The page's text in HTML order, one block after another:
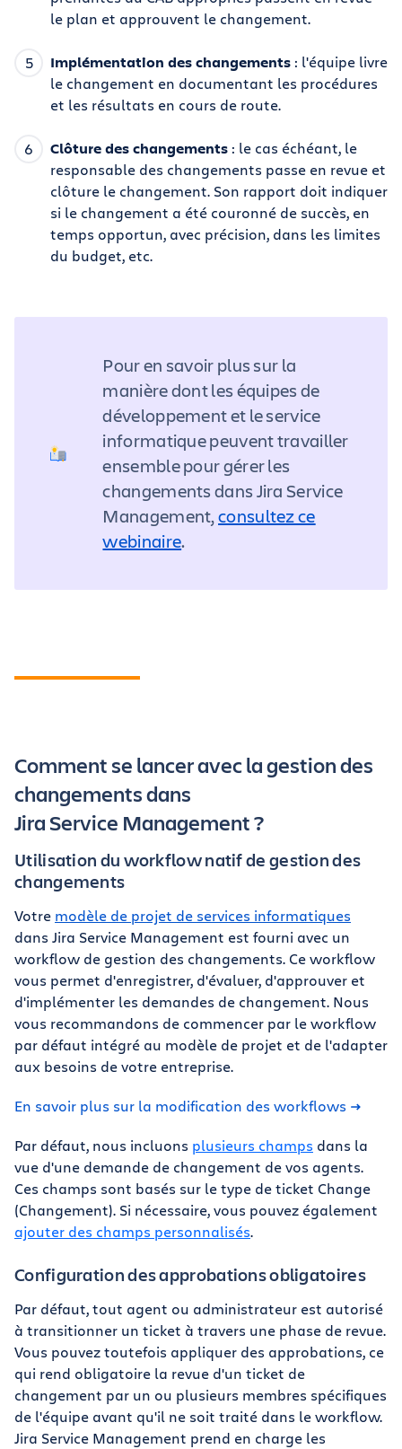
le plan et approuvent le changement.
Implémentation des changements : l'équipe livre
le changement en documentant les procédures
et les résultats en cours de route.
Clôture des changements : le cas échéant, le
responsable des changements passe en revue et
clôture le changement. Son rapport doit indiquer
si le changement a été couronné de succès, en
temps opportun, avec précision, dans les limites
du budget, etc.
Pour en savoir plus sur la
manière dont les équipes de
développement et le service
informatique peuvent travailler
ensemble pour gérer les
changements dans Jira Service
Management,consultez ce
webinaire.
Comment se lancer avec la gestion des
changements dans
Jira Service Management ?
Utilisation du workflow natif de gestion des
changements
Votre modèle de projet de services informatiques
dans Jira Service Management est fourni avec un
workflow de gestion des changements. Ce workflow
vous permet d'enregistrer, d'évaluer, d'approuver et
d'implémenter les demandes de changement. Nous
vous recommandons de commencer par le workflow
par défaut intégré au modèle de projet et de l'adapter
aux besoins de votre entreprise.
En savoir plus sur la modification des workflows
Par défaut, nous incluons plusieurs champs dans la
vue d'une demande de changement de vos agents.
Ces champs sont basés sur le type de ticket Change
(Changement). Si nécessaire, vous pouvez également
ajouter des champs personnalisés.
Configuration des approbations obligatoires
Par défaut, tout agent ou administrateur est autorisé
à transitionner un ticket à travers une phase de revue.
Vous pouvez toutefois appliquer des approbations, ce
qui rend obligatoire la revue d'un ticket de
changement par un ou plusieurs membres spécifiques
de l'équipe avant qu'il ne soit traité dans le workflow.
Jira Service Management prend en charge les